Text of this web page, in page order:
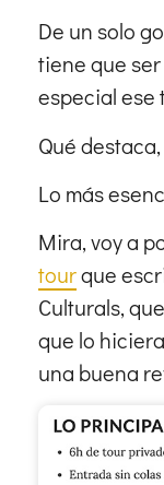
De un solo
tiene que
especial ese
Qué
Lo más
Mira, voy a
tourque
Culturals,
que lo
una buena